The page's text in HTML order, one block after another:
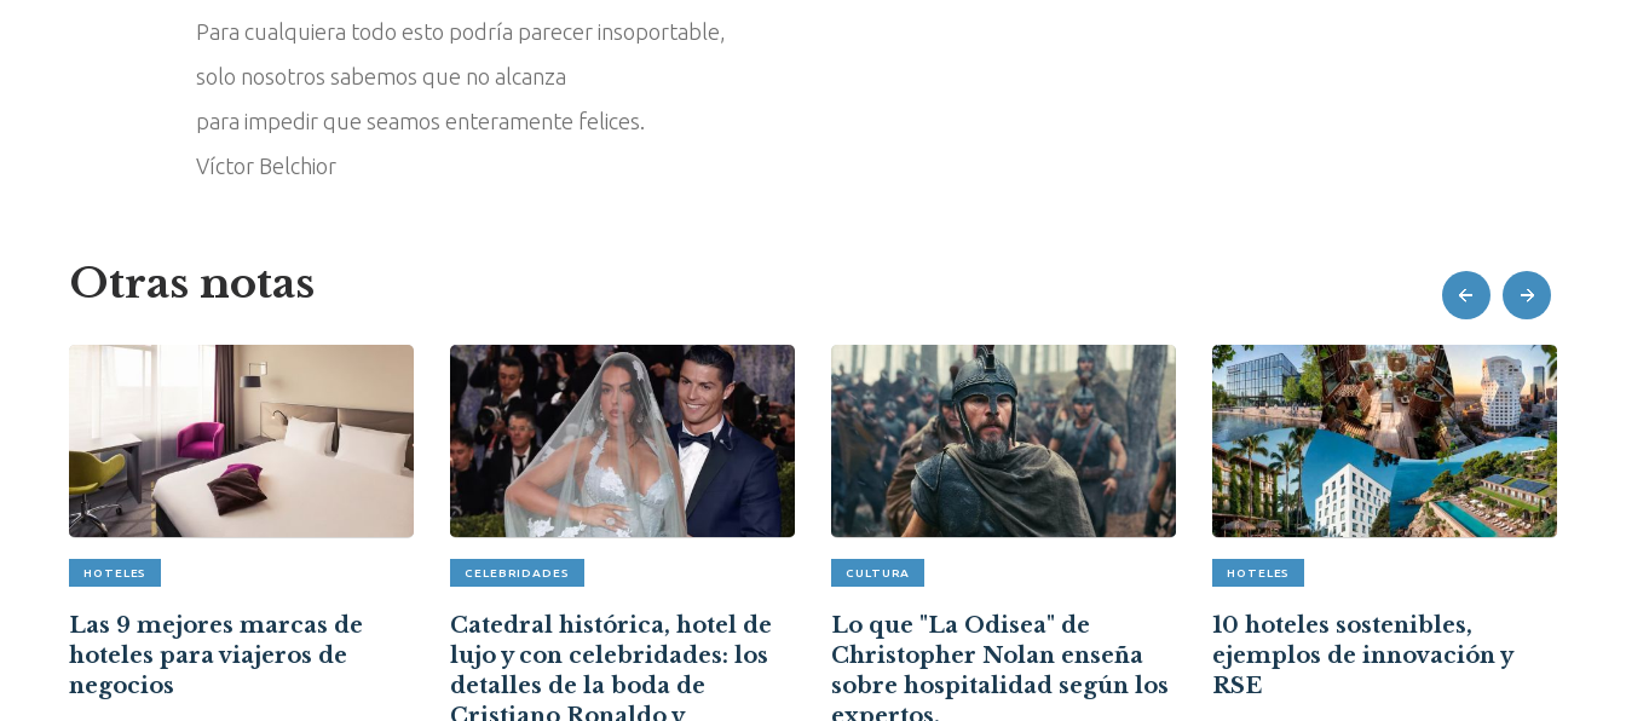
Para cualquiera todo esto podría parecer insoportable,
solo nosotros sabemos que no alcanza
para impedir que seamos enteramente felices.
Víctor Belchior
Otras notas
HOTELES
Las 9 mejores marcas de
hoteles para viajeros de
negocios
CELEBRIDADES
Catedral histórica, hotel de
lujo y con celebridades: los
detalles de la boda de
CULTURA
Lo que "La Odisea" de
Christopher Nolan enseña
sobre hospitalidad según los
HOTELES
10 hoteles sostenibles,
ejemplos de innovación y
RSE
prev next